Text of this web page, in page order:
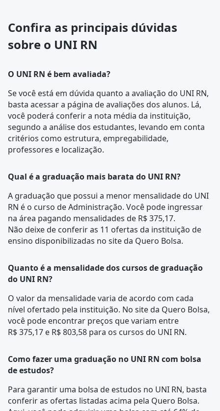
Confira as principais dúvidas
sobre o UNI RN
O UNI RN é bem avaliada?
Se você está em dúvida quanto a avaliação do UNI RN,
basta acessar a página deavaliações dos alunos. Lá,
você poderá conferir a nota média da instituição,
segundo a análise dos estudantes, levando em conta
critérios como estrutura, empregabilidade,
professores e localização.
Qual é a graduação mais barata do UNI RN?
A graduação que possui a menor mensalidade do UNI
RN é o curso deAdministração. Você pode ingressar
na área pagando mensalidades de R$ 375,17.
Não deixe de conferir as 11 ofertas da instituição de
ensino disponibilizadas no site da Quero Bolsa.
Quanto é a mensalidade dos cursos de graduação
do UNI RN?
O valor da mensalidade varia de acordo com cada
nível ofertado pela instituição. No site da Quero Bolsa,
você pode encontrar preços que variam entre
R$ 375,17 e R$ 803,58 para os cursos do UNI RN.
Como fazer uma graduação no UNI RN com bolsa
de estudos?
Para garantir uma bolsa de estudos no UNI RN, basta
conferir as ofertas listadas acima pela Quero Bolsa.